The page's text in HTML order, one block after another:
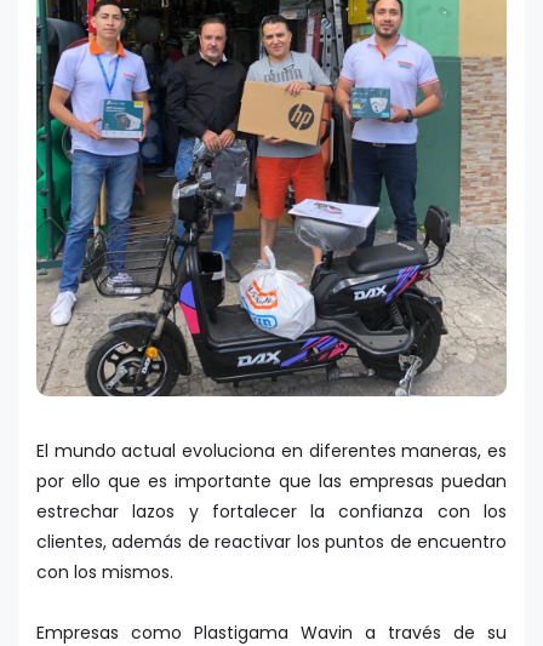
El mundo actual evoluciona en diferentes maneras, es
por ello que es importante que las empresas puedan
estrechar lazos y fortalecer la confianza con los
clientes, además de reactivar los puntos de encuentro
con los mismos.
Empresas como Plastigama Wavin a través de su